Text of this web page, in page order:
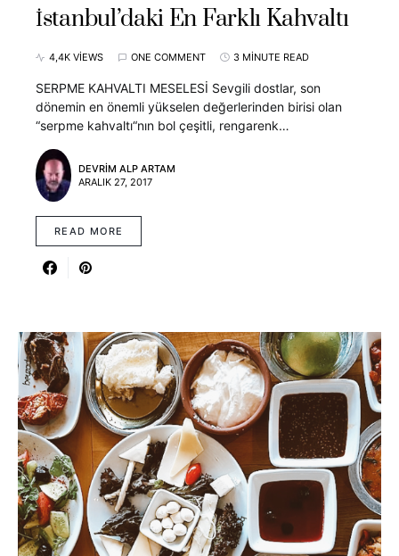
İstanbul’daki En Farklı Kahvaltı
4,4K VIEWS ONE COMMENT 3 MINUTE READ
SERPME KAHVALTI MESELESİ Sevgili dostlar, son
dönemin en önemli yükselen değerlerinden birisi olan
“serpme kahvaltı“nın bol çeşitli, rengarenk…
DEVRIM ALP ARTAM
ARALIK 27, 2017
READ MORE